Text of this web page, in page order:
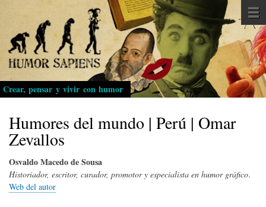
Pasar
al
contenido
principal
Crear, pensar y vivir con humor
Humores del mundo | Perú | Omar
Zevallos
Osvaldo Macedo de Sousa
Historiador, escritor, curador, promotor y especialista en humor gráfico.
Web del autor